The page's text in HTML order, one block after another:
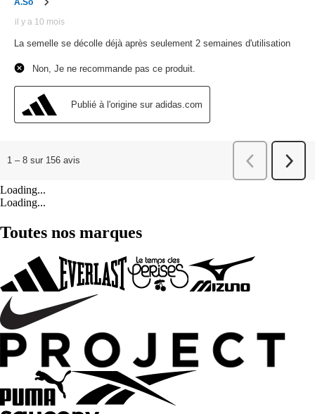
Loading...
Loading...
Toutes nos marques